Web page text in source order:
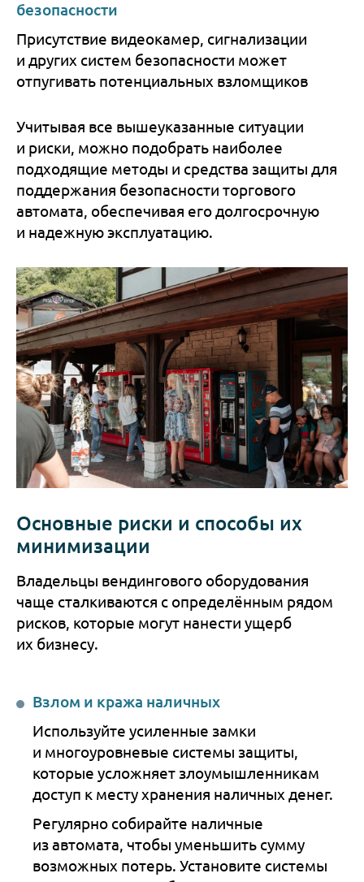
безопасности
Присутствие видеокамер, сигнализации
и других систем безопасности может
отпугивать потенциальных взломщиков
Учитывая все вышеуказанные ситуации
и риски, можно подобрать наиболее
подходящие методы и средства защиты для
поддержания безопасности торгового
автомата, обеспечивая его долгосрочную
и надежную эксплуатацию.
Основные риски и способы их
минимизации
Владельцы вендингового оборудования
чаще сталкиваются с определённым рядом
рисков, которые могут нанести ущерб
их бизнесу.
Взлом и кража наличных
Используйте усиленные замки
и многоуровневые системы защиты,
которые усложняет злоумышленникам
доступ к месту хранения наличных денег.
Регулярно собирайте наличные
из автомата, чтобы уменьшить сумму
возможных потерь. Установите системы